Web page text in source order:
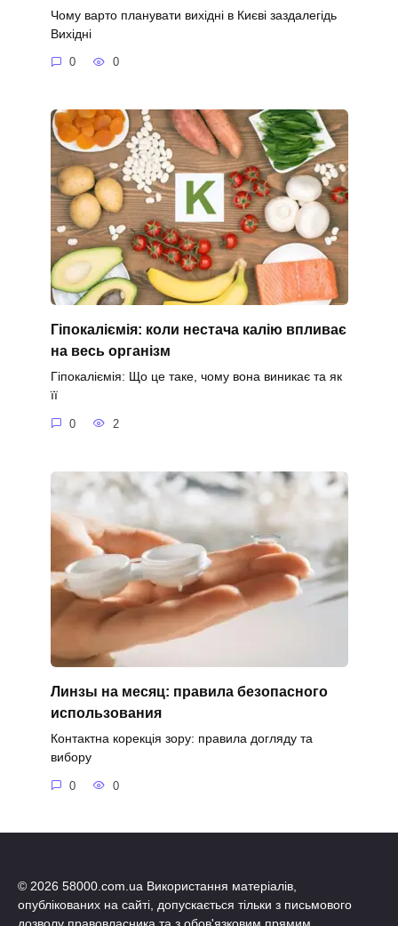
Чому варто планувати вихідні в Києві заздалегідь
Вихідні
0 0
Гіпокаліємія: коли нестача калію впливає
на весь організм
Гіпокаліємія: Що це таке, чому вона виникає та як
її
0 2
Линзы на месяц: правила безопасного
использования
Контактна корекція зору: правила догляду та
вибору
0 0
© 2026 58000.com.ua Використання матеріалів,
опублікованих на сайті, допускається тільки з письмового